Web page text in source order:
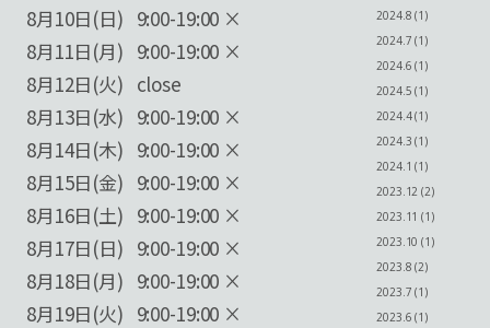
8月10日(日) 9:00-19:00 ×
8月11日(月) 9:00-19:00 ×
8月12日(火) close
8月13日(水) 9:00-19:00 ×
8月14日(木) 9:00-19:00 ×
8月15日(金) 9:00-19:00 ×
8月16日(土) 9:00-19:00 ×
8月17日(日) 9:00-19:00 ×
8月18日(月) 9:00-19:00 ×
8月19日(火) 9:00-19:00 ×
2024.8 (1)
2024.7 (1)
2024.6 (1)
2024.5 (1)
2024.4 (1)
2024.3 (1)
2024.1 (1)
2023.12 (2)
2023.11 (1)
2023.10 (1)
2023.8 (2)
2023.7 (1)
2023.6 (1)